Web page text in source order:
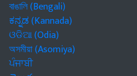
বাঙালি (Bengali)
ಕನ್ನಡ (Kannada)
ଓଡିଆ (Odia)
অসমীয়া (Asomiya)
ਪੰਜਾਬੀ